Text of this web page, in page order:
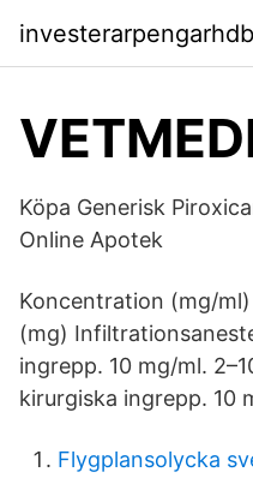
Köpa Generisk
Online Apotek
Koncentration (mg/
(mg)
ingrepp. 10 mg/ml.
kirurgiska ingrepp. 10
Flygplansolycka